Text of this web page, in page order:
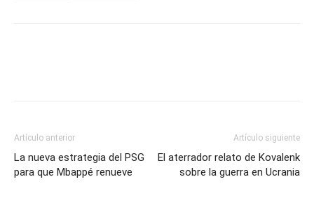
Artículo anterior
La nueva estrategia del PSG
para que Mbappé renueve
Artículo siguiente
El aterrador relato de Kovalenk
sobre la guerra en Ucrania